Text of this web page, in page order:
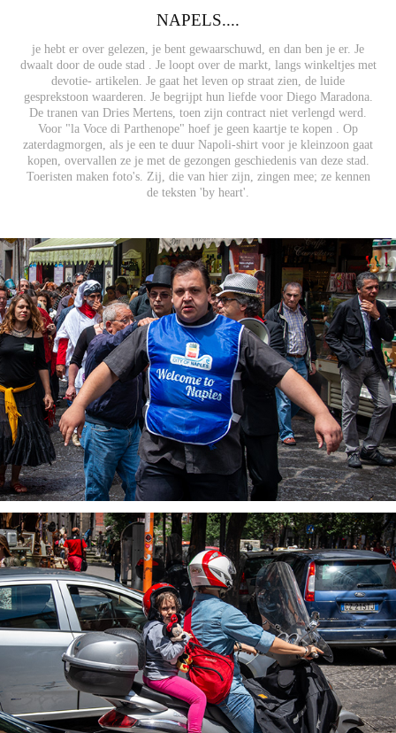
NAPELS....
je hebt er over gelezen, je bent gewaarschuwd, en dan ben je er. Je
dwaalt door de oude stad . Je loopt over de markt, langs winkeltjes met
devotie- artikelen. Je gaat het leven op straat zien, de luide
gesprekstoon waarderen. Je begrijpt hun liefde voor Diego Maradona.
De tranen van Dries Mertens, toen zijn contract niet verlengd werd.
Voor "la Voce di Parthenope" hoef je geen kaartje te kopen . Op
zaterdagmorgen, als je een te duur Napoli-shirt voor je kleinzoon gaat
kopen, overvallen ze je met de gezongen geschiedenis van deze stad.
Toeristen maken foto's. Zij, die van hier zijn, zingen mee; ze kennen
de teksten 'by heart'.